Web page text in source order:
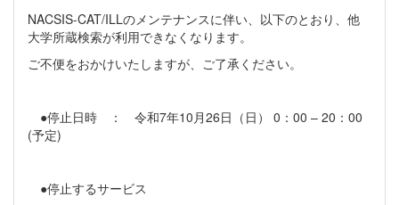
NACSIS-CAT/ILLのメンテナンスに伴い、以下のとおり、他
大学所蔵検索が利用できなくなります。
ご不便をおかけいたしますが、ご了承ください。
●停止日時 ： 令和7年10月26日（日） 0：00 – 20：00
(予定)
●停止するサービス